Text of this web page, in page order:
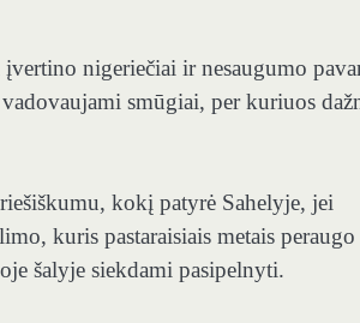
nigeriečiai ir nesaugumo
smūgiai, per kuriuos
kokį patyrė Sahelyje, jei
kuris pastaraisiais metais
šalyje siekdami pasipelnyti.